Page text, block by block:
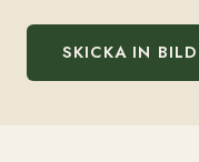
SKICKA IN BILD